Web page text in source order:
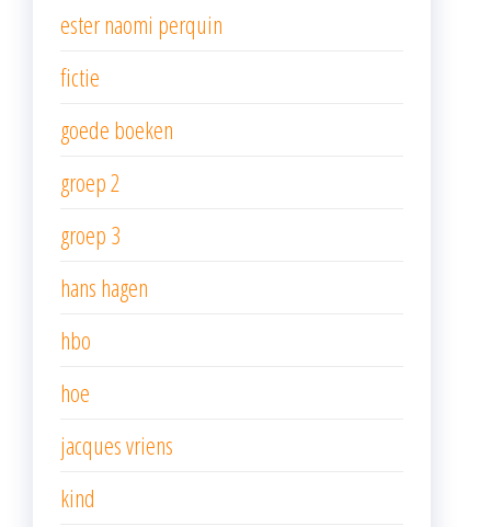
ester naomi perquin
fictie
goede boeken
groep 2
groep 3
hans hagen
hbo
hoe
jacques vriens
kind